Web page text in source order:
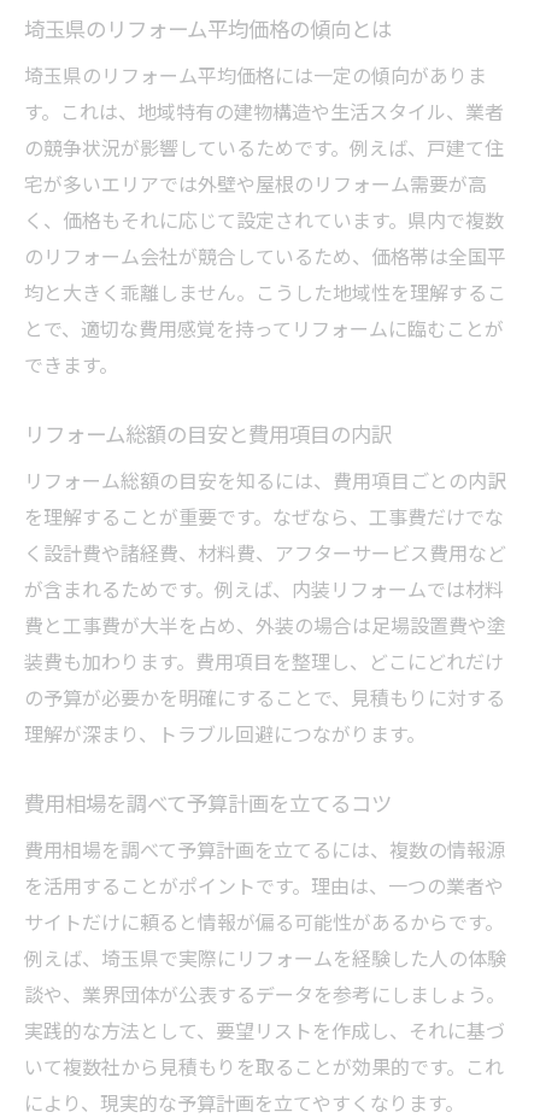
埼玉県のリフォーム平均価格の傾向とは
埼玉県のリフォーム平均価格には一定の傾向がありま
す。これは、地域特有の建物構造や生活スタイル、業者
の競争状況が影響しているためです。例えば、戸建て住
宅が多いエリアでは外壁や屋根のリフォーム需要が高
く、価格もそれに応じて設定されています。県内で複数
のリフォーム会社が競合しているため、価格帯は全国平
均と大きく乖離しません。こうした地域性を理解するこ
とで、適切な費用感覚を持ってリフォームに臨むことが
できます。
リフォーム総額の目安と費用項目の内訳
リフォーム総額の目安を知るには、費用項目ごとの内訳
を理解することが重要です。なぜなら、工事費だけでな
く設計費や諸経費、材料費、アフターサービス費用など
が含まれるためです。例えば、内装リフォームでは材料
費と工事費が大半を占め、外装の場合は足場設置費や塗
装費も加わります。費用項目を整理し、どこにどれだけ
の予算が必要かを明確にすることで、見積もりに対する
理解が深まり、トラブル回避につながります。
費用相場を調べて予算計画を立てるコツ
費用相場を調べて予算計画を立てるには、複数の情報源
を活用することがポイントです。理由は、一つの業者や
サイトだけに頼ると情報が偏る可能性があるからです。
例えば、埼玉県で実際にリフォームを経験した人の体験
談や、業界団体が公表するデータを参考にしましょう。
実践的な方法として、要望リストを作成し、それに基づ
いて複数社から見積もりを取ることが効果的です。これ
により、現実的な予算計画を立てやすくなります。